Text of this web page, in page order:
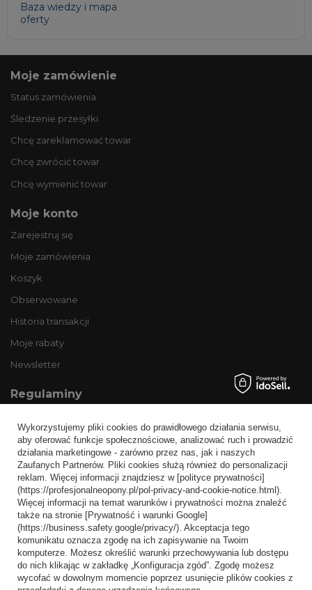
Baza wiedzy i mapa
oferty
Moje zamówienie
Status zamówienia
Śledzenie przesyłki
Chcę zareklamować towar
Chcę zwrócić towar
Chcę wymienić towar
Moje konto
Zarejestruj się
Moje zamówienia
Koszyk
Obserwowane
Historia transakcji
Moje rabaty
Newsletter
Regulaminy
Wysyłka
Sposoby płatności i prowizje
Regulamin
Polityka prywatności
Odstąpienie od umowy
Popularne kategorie
Opony bezdętkowe
Wykorzystujemy pliki cookies do prawidłowego działania serwisu,
aby oferować funkcje społecznościowe, analizować ruch i prowadzić
działania marketingowe - zarówno przez nas, jak i naszych
Zaufanych Partnerów. Pliki cookies służą również do personalizacji
reklam. Więcej informacji znajdziesz w [polityce prywatności]
(https://profesjonalneopony.pl/pol-privacy-and-cookie-notice.html).
Więcej informacji na temat warunków i prywatności można znaleźć
także na stronie [Prywatność i warunki Google]
(https://business.safety.google/privacy/). Akceptacja tego
komunikatu oznacza zgodę na ich zapisywanie na Twoim
komputerze. Możesz określić warunki przechowywania lub dostępu
do nich klikając w zakładkę „Konfiguracja zgód”. Zgodę możesz
wycofać w dowolnym momencie poprzez usunięcie plików cookies z